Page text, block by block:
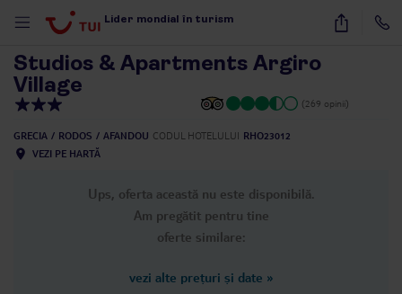
Lider mondial în turism 31
Studios & Apartments Argiro
Village
(269 opinii)
GRECIA RODOS AFANDOU CODUL HOTELULUI RHO23012
VEZI PE HARTĂ
Ups, oferta această nu este disponibilă.
Am pregătit pentru tine
oferte similare:
vezi alte prețuri și date »